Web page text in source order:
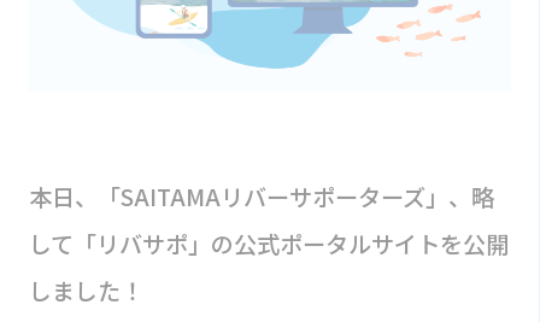
本日、「SAITAMAリバーサポーターズ」、略
して「リバサポ」の公式ポータルサイトを公開
しました！